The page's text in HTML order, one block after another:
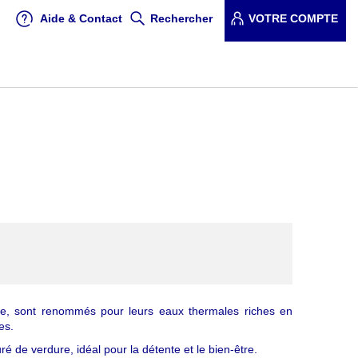
Aide & Contact Rechercher VOTRE COMPTE
sont renommés pour leurs eaux thermales riches en
de verdure, idéal pour la détente et le bien-être.